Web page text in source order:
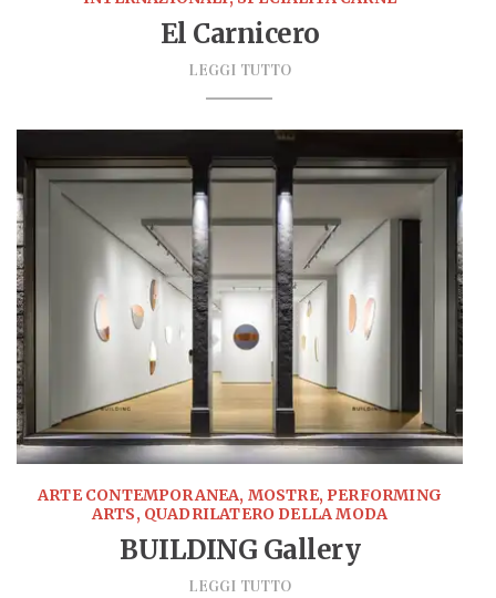
El Carnicero
LEGGI TUTTO
ARTE CONTEMPORANEA, MOSTRE, PERFORMING
ARTS, QUADRILATERO DELLA MODA
BUILDING Gallery
LEGGI TUTTO